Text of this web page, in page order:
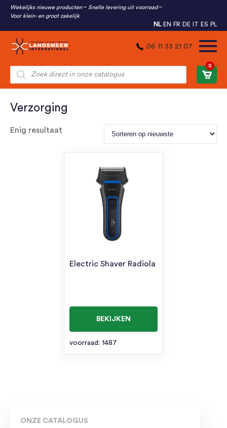
Wekelijks nieuwe producten
Snelle levering uit voorraad
Voor klein- en groot zakelijk
NL EN FR DE IT ES PL
06 11 33 21 07
Producten
zoeken
0
ONZE CATALOGUS
Verzorging
Enig resultaat
Electric Shaver Radiola
BEKIJKEN
voorraad: 1487